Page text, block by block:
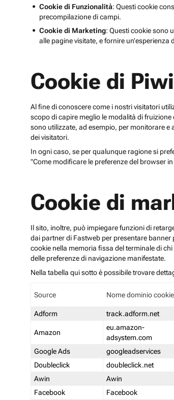
Cookie di Funzionalità: Questi cookie
precompilazione di campi.
Cookie di Marketing: Questi cookie sono
alle pagine visitate, e fornire un’esperienza
Cookie di
Al fine di conoscere come i nostri visitatori
scopo di capire meglio le modalità di
sono utilizzate, ad esempio, per monitorare e
dei visitatori.
In ogni caso, se per qualunque ragione si
"Come modificare le preferenze del browser
Cookie di
Il sito, inoltre, può impiegare funzioni di
dai partner di Fastweb per presentare
cookie nella memoria fissa del terminale di
delle preferenze di navigazione manifestate.
Nella tabella qui sotto è possibile trovare
Source Nome dominio cookie
Adform track.adform.net
Amazon
eu.amazon-
adsystem.com
Google Ads googleadservices
Doubleclick
doubleclick.net
Awin
Awin
Facebook
Facebook